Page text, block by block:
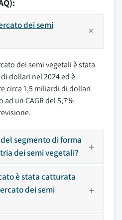
dei semi
dei semi vegetali è stata
dollari nel 2024 ed è
circa 1,5 miliardi di dollari
un CAGR del 5,7%
segmento di forma
dei semi vegetali?
è stata catturata
dei semi